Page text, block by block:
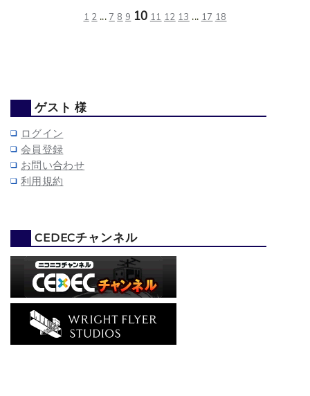
1 2 ... 7 8 9 10 11 12 13 ... 17 18
ゲスト 様
ログイン
会員登録
お問い合わせ
利用規約
CEDECチャンネル